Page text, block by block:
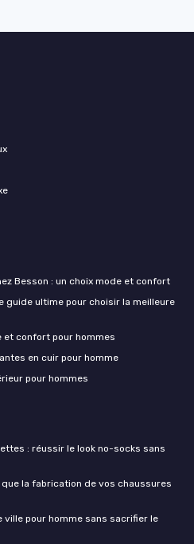
Besson : un choix mode et confort
guide ultime pour choisir la meilleure
et confort pour hommes
en cuir pour homme
pour hommes
: réussir le look no-socks sans
que la fabrication de vos chaussures
ville pour homme sans sacrifier le